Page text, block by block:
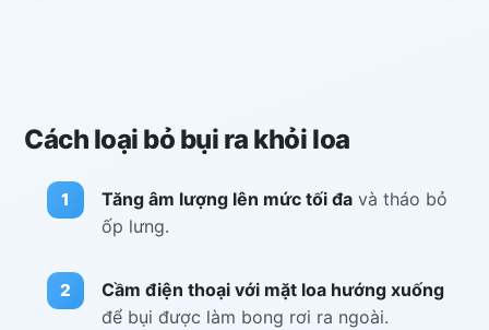
Cách loại bỏ bụi ra khỏi loa
Tăng âm lượng lên mức tối đavà tháo bỏ
ốp lưng.
Cầm điện thoại với mặt loa hướng xuống
để bụi được làm bong rơi ra ngoài.